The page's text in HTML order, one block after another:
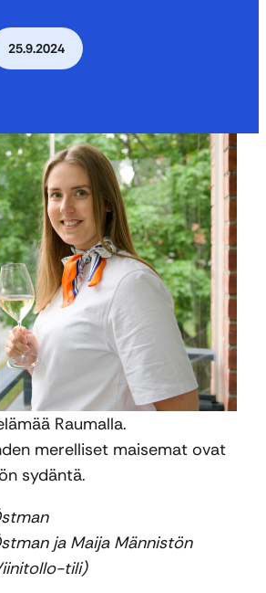
25.9.2024
Raumalla.
merelliset maisemat ovat
sydäntä.
ja Maija Männistön
tili)